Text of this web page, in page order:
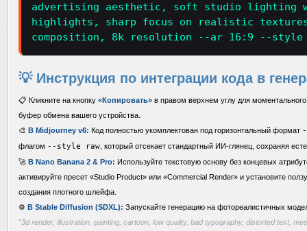
advertising aesthetic, soft studio lighting
highlights, sharp focus on realistic
composition, 8k resolution --ar 16:9 --
💡 Инструкция по интеграции кода в
📋 Кликните на кнопку «Копировать» в правом верхнем углу для
буфер обмена вашего устройства.
🎨 В Midjourney v6: Код полностью укомплектован под горизонтальный формат
флагом --style raw , который отсекает стандартный ИИ-глянец, сохраняя
🚀 В Nano Banana 2 & Pro: Используйте текстовую основу без концевых
активируйте пресет «Studio Product» или «Commercial Render» и установите
создания плотного шлейфа.
⚙️ В Stable Diffusion (SDXL): Запускайте генерацию на фотореалистичных
"3d render, illustration, painting, cartoon, low quality, bad typography, distorted text,